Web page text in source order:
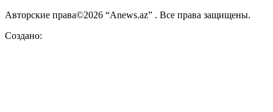
Авторские права©2026 “Anews.az” . Все права защищены.
Создано: